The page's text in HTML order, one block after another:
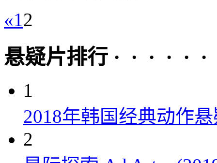
«12
悬疑片排行 · · · · · ·
1
2018年韩国经典动作
2